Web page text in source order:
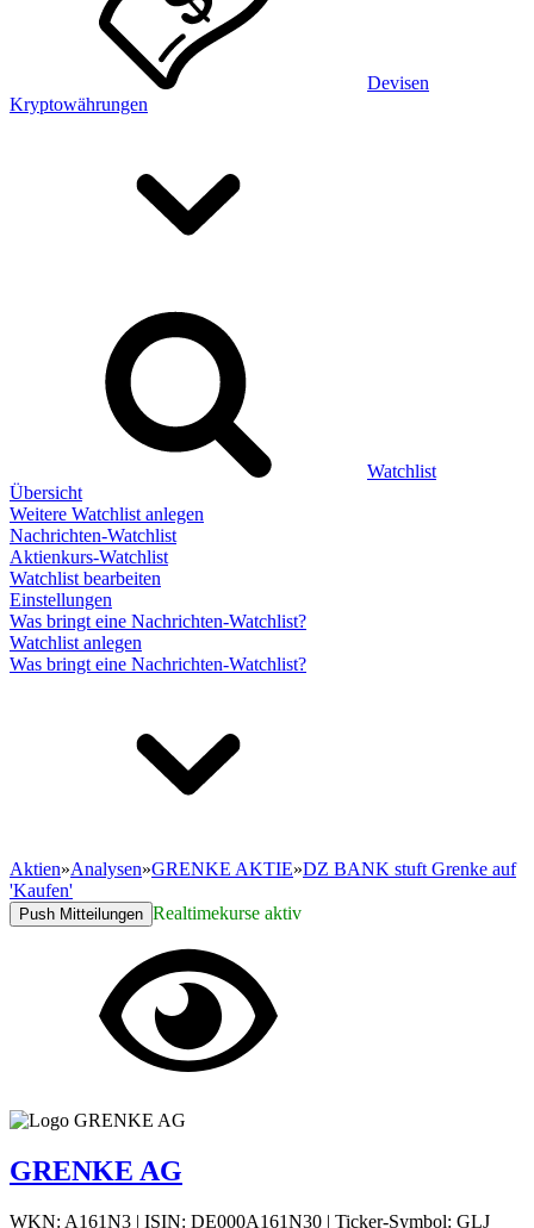
Devisen
Kryptowährungen
Watchlist
Übersicht
Weitere Watchlist anlegen
Nachrichten-Watchlist
Aktienkurs-Watchlist
Watchlist bearbeiten
Einstellungen
Was bringt eine Nachrichten-Watchlist?
Watchlist anlegen
Was bringt eine Nachrichten-Watchlist?
Aktien»Analysen»GRENKE AKTIE»DZ BANK stuft Grenke auf
'Kaufen'
Push Mitteilungen Realtimekurse aktiv
GRENKE AG
WKN: A161N3 | ISIN: DE000A161N30 | Ticker-Symbol: GLJ